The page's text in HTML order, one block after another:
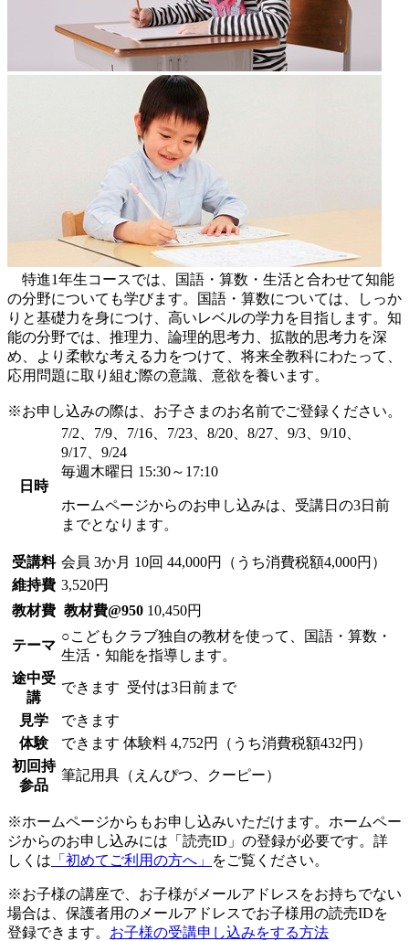
特進1年生コースでは、国語・算数・生活と合わせて知能
の分野についても学びます。国語・算数については、しっか
りと基礎力を身につけ、高いレベルの学力を目指します。知
能の分野では、推理力、論理的思考力、拡散的思考力を深
め、より柔軟な考える力をつけて、将来全教科にわたって、
応用問題に取り組む際の意識、意欲を養います。
※お申し込みの際は、お子さまのお名前でご登録ください。
日時
7/2、7/9、7/16、7/23、8/20、8/27、9/3、9/10、
9/17、9/24
毎週木曜日 15:30～17:10
ホームページからのお申し込みは、受講日の3日前
までとなります。
受講料 会員 3か月 10回 44,000円（うち消費税額4,000円）
維持費 3,520円
教材費 教材費@950 10,450円
テーマ
○こどもクラブ独自の教材を使って、国語・算数・
生活・知能を指導します。
途中受
講
できます 受付は3日前まで
見学
できます
体験
できます 体験料 4,752円（うち消費税額432円）
初回持
参品
筆記用具（えんぴつ、クーピー）
※ホームページからもお申し込みいただけます。ホームペー
ジからのお申し込みには「読売ID」の登録が必要です。詳
しくは 「初めてご利用の方へ」 をご覧ください。
※お子様の講座で、お子様がメールアドレスをお持ちでない
場合は、保護者用のメールアドレスでお子様用の読売IDを
登録できます。 お子様の受講申し込みをする方法